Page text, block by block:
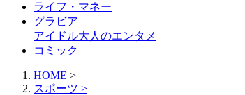
ライフ・マネー
グラビア
アイドル大人のエンタメ
コミック
HOME >
スポーツ >